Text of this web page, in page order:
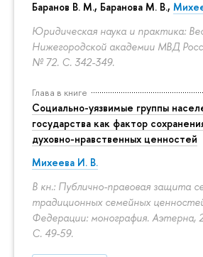
Баранов В. М., Баранова М. В.,
Юридическая наука и практика:
Нижегородской академии МВД
№ 72. С. 342-349.
Глава в книге
Социально-уязвимые группы
государства как фактор
духовно-нравственных ценностей
Михеева И. В.
В кн.: Публично-правовая защита
традиционных семейных
Федерации: монография. Аэтерна,
С. 49-59.